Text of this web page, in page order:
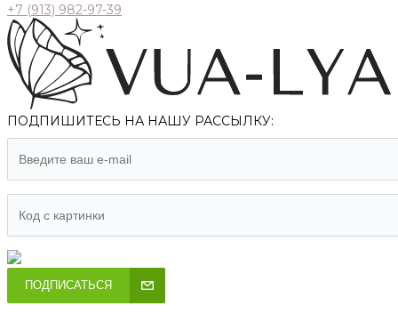
+7 (913) 982-97-39
ПОДПИШИТЕСЬ НА НАШУ РАССЫЛКУ:
ПОДПИСАТЬСЯ